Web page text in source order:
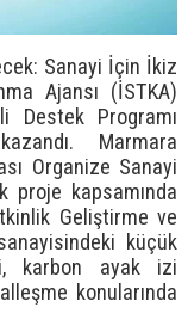
Sanayi İçin İkiz
Ajansı (İSTKA)
Destek Programı
Marmara
Organize Sanayi
proje kapsamında
Geliştirme ve
küçük
karbon ayak izi
konularında